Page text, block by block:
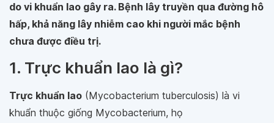
do vi khuẩn lao gây ra. Bệnh lây truyền qua đường hô
hấp, khả năng lây nhiễm cao khi người mắc bệnh
chưa được điều trị.
1. Trực khuẩn lao là gì?
Trực khuẩn lao (Mycobacterium tuberculosis) là vi
khuẩn thuộc giống Mycobacterium, họ